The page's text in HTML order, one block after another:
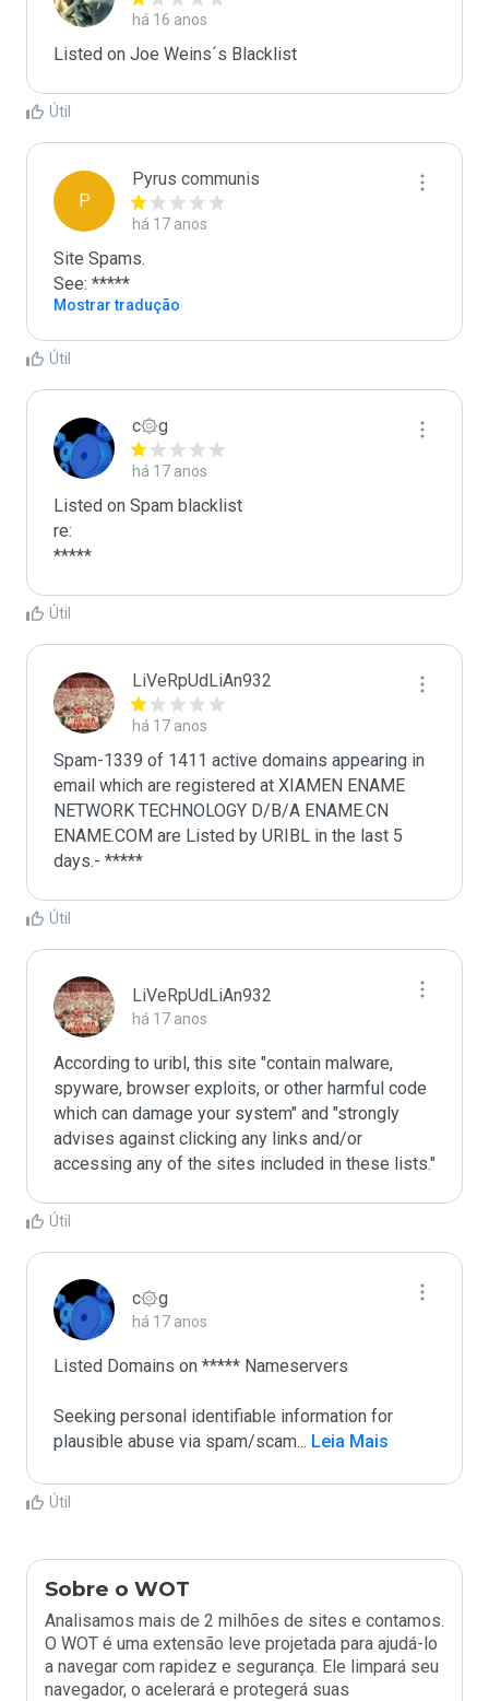
há 16 anos
Listed on Joe Weins´s Blacklist
Útil
P
Pyrus communis
há 17 anos
Site Spams.
See: *****
Mostrar tradução
Útil
c۞g
há 17 anos
Listed on Spam blacklist
re:
*****
Útil
LiVeRpUdLiAn932
há 17 anos
Spam-1339 of 1411 active domains appearing in
email which are registered at XIAMEN ENAME
NETWORK TECHNOLOGY D/B/A ENAME.CN
ENAME.COM are Listed by URIBL in the last 5
days.- *****
Útil
LiVeRpUdLiAn932
há 17 anos
According to uribl, this site "contain malware,
spyware, browser exploits, or other harmful code
which can damage your system" and "strongly
advises against clicking any links and/or
accessing any of the sites included in these lists."
Útil
c۞g
há 17 anos
Listed Domains on ***** Nameservers
Seeking personal identifiable information for
plausible abuse via spam/scam... Leia Mais
Útil
Sobre o WOT
Analisamos mais de 2 milhões de sites e contamos.
O WOT é uma extensão leve projetada para ajudá-lo
a navegar com rapidez e segurança. Ele limpará seu
navegador, o acelerará e protegerá suas